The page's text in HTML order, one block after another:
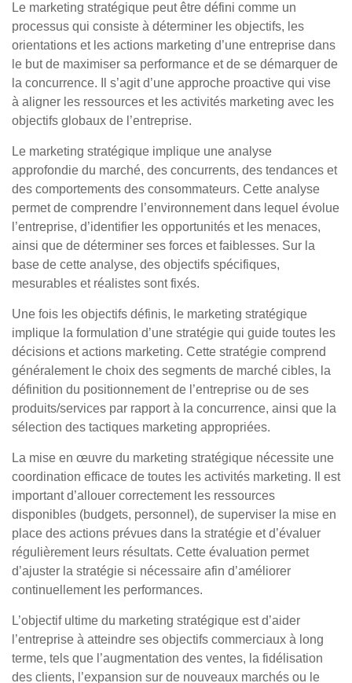
Le marketing stratégique peut être défini comme un
processus qui consiste à déterminer les objectifs, les
orientations et les actions marketing d’une entreprise dans
le but de maximiser sa performance et de se démarquer de
la concurrence. Il s’agit d’une approche proactive qui vise
à aligner les ressources et les activités marketing avec les
objectifs globaux de l’entreprise.
Le marketing stratégique implique une analyse
approfondie du marché, des concurrents, des tendances et
des comportements des consommateurs. Cette analyse
permet de comprendre l’environnement dans lequel évolue
l’entreprise, d’identifier les opportunités et les menaces,
ainsi que de déterminer ses forces et faiblesses. Sur la
base de cette analyse, des objectifs spécifiques,
mesurables et réalistes sont fixés.
Une fois les objectifs définis, le marketing stratégique
implique la formulation d’une stratégie qui guide toutes les
décisions et actions marketing. Cette stratégie comprend
généralement le choix des segments de marché cibles, la
définition du positionnement de l’entreprise ou de ses
produits/services par rapport à la concurrence, ainsi que la
sélection des tactiques marketing appropriées.
La mise en œuvre du marketing stratégique nécessite une
coordination efficace de toutes les activités marketing. Il est
important d’allouer correctement les ressources
disponibles (budgets, personnel), de superviser la mise en
place des actions prévues dans la stratégie et d’évaluer
régulièrement leurs résultats. Cette évaluation permet
d’ajuster la stratégie si nécessaire afin d’améliorer
continuellement les performances.
L’objectif ultime du marketing stratégique est d’aider
l’entreprise à atteindre ses objectifs commerciaux à long
terme, tels que l’augmentation des ventes, la fidélisation
des clients, l’expansion sur de nouveaux marchés ou le